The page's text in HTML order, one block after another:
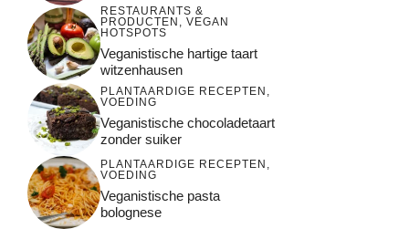
RESTAURANTS &
PRODUCTEN , VEGAN
HOTSPOTS
Veganistische hartige taart
witzenhausen
PLANTAARDIGE RECEPTEN ,
VOEDING
Veganistische chocoladetaart
zonder suiker
PLANTAARDIGE RECEPTEN ,
VOEDING
Veganistische pasta
bolognese